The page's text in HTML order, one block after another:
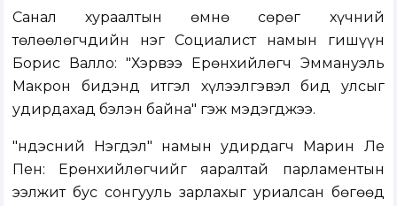
Санал хураалтын өмнө сөрөг хүчний
төлөөлөгчдийн нэг Социалист намын гишүүн
Борис Валло: "Хэрвээ Ерөнхийлөгч Эммануэль
Макрон бидэнд итгэл хүлээлгэвэл бид улсыг
удирдахад бэлэн байна" гэж мэдэгджээ.
"Үндэсний Нэгдэл" намын удирдагч Марин Ле
Пен: Ерөнхийлөгчийг яаралтай парламентын
ээлжит бус сонгууль зарлахыг уриалсан бөгөөд